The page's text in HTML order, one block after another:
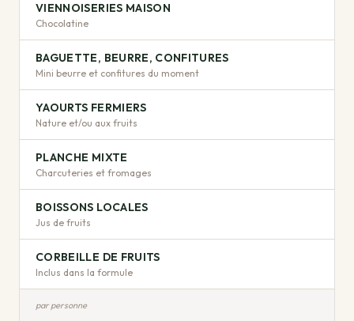
VIENNOISERIES MAISON
Chocolatine
BAGUETTE, BEURRE, CONFITURES
Mini beurre et confitures du moment
YAOURTS FERMIERS
Nature et/ou aux fruits
PLANCHE MIXTE
Charcuteries et fromages
BOISSONS LOCALES
Jus de fruits
CORBEILLE DE FRUITS
Inclus dans la formule
par personne